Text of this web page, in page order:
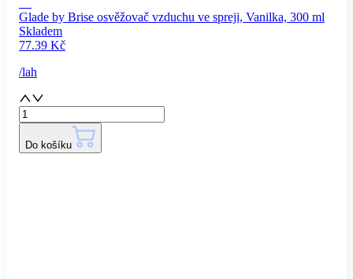
Glade by Brise osvěžovač vzduchu ve spreji, Vanilka, 300 ml
Skladem
77.39 Kč
/lah
Do košíku